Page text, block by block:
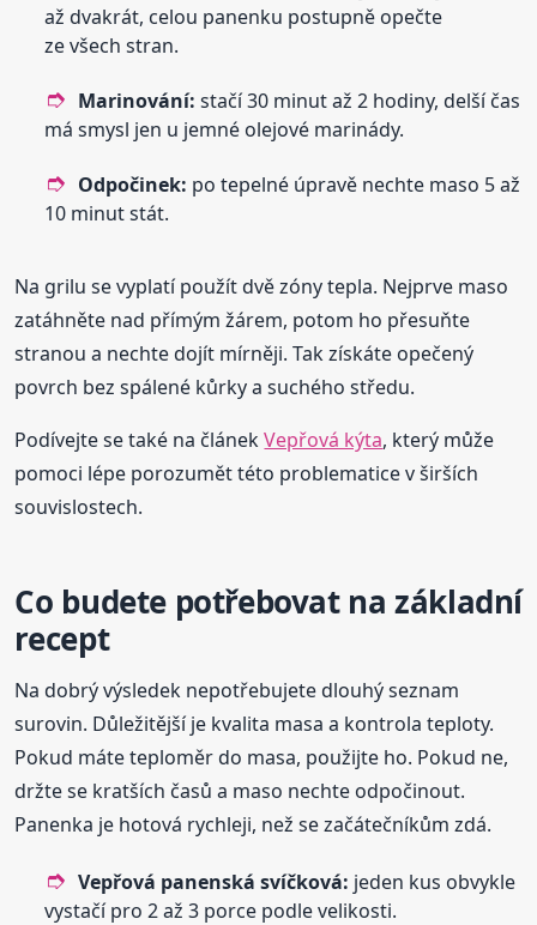
až dvakrát, celou panenku postupně opečte
ze všech stran.
Marinování: stačí 30 minut až 2 hodiny, delší čas
má smysl jen u jemné olejové marinády.
Odpočinek: po tepelné úpravě nechte maso 5 až
10 minut stát.
Na grilu se vyplatí použít dvě zóny tepla. Nejprve maso
zatáhněte nad přímým žárem, potom ho přesuňte
stranou a nechte dojít mírněji. Tak získáte opečený
povrch bez spálené kůrky a suchého středu.
Podívejte se také na článekVepřová kýta, který může
pomoci lépe porozumět této problematice v širších
souvislostech.
Co budete potřebovat na základní
recept
Na dobrý výsledek nepotřebujete dlouhý seznam
surovin. Důležitější je kvalita masa a kontrola teploty.
Pokud máte teploměr do masa, použijte ho. Pokud ne,
držte se kratších časů a maso nechte odpočinout.
Panenka je hotová rychleji, než se začátečníkům zdá.
Vepřová panenská svíčková: jeden kus obvykle
vystačí pro 2 až 3 porce podle velikosti.